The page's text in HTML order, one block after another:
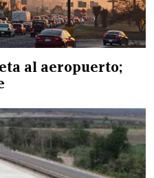
al aeropuerto;